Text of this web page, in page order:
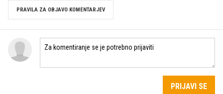
PRAVILA ZA OBJAVO KOMENTARJEV
PRIJAVI SE